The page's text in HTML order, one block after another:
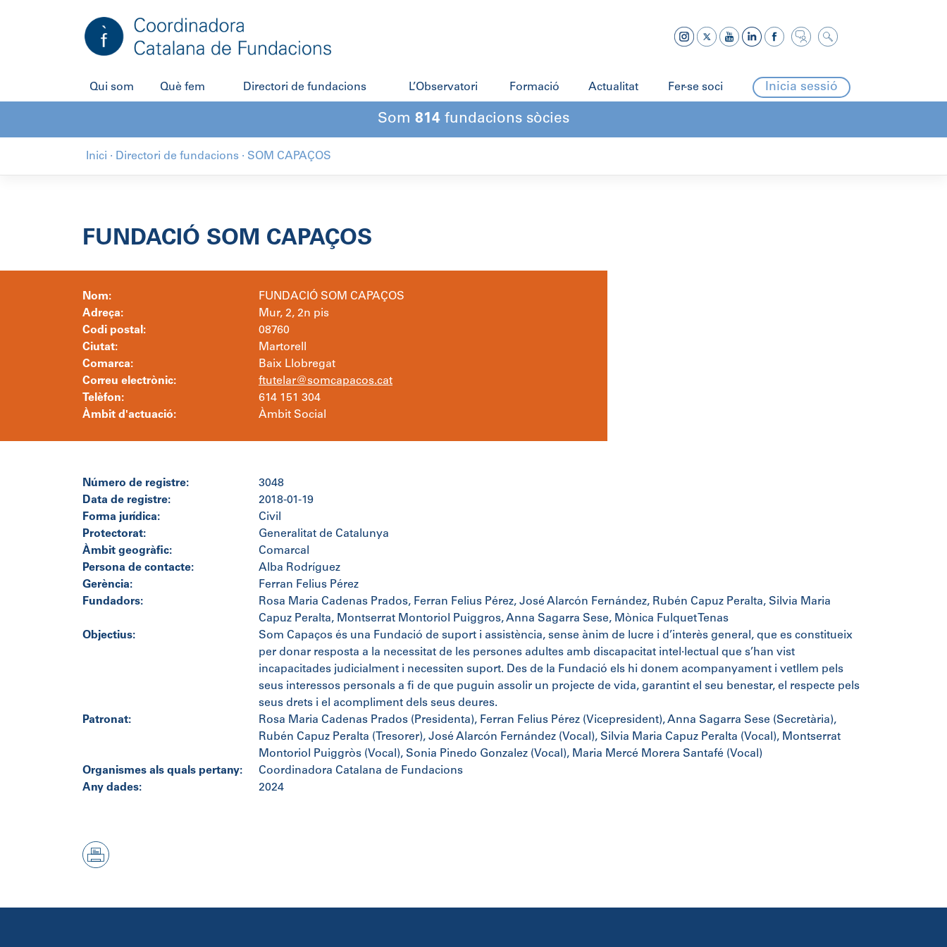
Qui som Què fem Directori de fundacions L’Observatori Formació Actualitat Fer-se soci Inicia sessió
Som 814 fundacions sòcies
Inici · Directori de fundacions · SOM CAPAÇOS
FUNDACIÓ SOM CAPAÇOS
Nom:
FUNDACIÓ SOM CAPAÇOS
Adreça:
Mur, 2, 2n pis
Codi postal:
08760
Ciutat:
Martorell
Comarca:
Baix Llobregat
Correu electrònic:
ftutelar@somcapacos.cat
Telèfon:
614 151 304
Àmbit d'actuació:
Àmbit Social
Número de registre:
3048
Data de registre:
2018-01-19
Forma jurídica:
Civil
Protectorat:
Generalitat de Catalunya
Àmbit geogràfic:
Comarcal
Persona de contacte:
Alba Rodríguez
Gerència:
Ferran Felius Pérez
Fundadors:
Rosa Maria Cadenas Prados, Ferran Felius Pérez, José Alarcón Fernández, Rubén Capuz Peralta, Silvia Maria
Capuz Peralta, Montserrat Montoriol Puiggros, Anna Sagarra Sese, Mònica Fulquet Tenas
Objectius:
Som Capaços és una Fundació de suport i assistència, sense ànim de lucre i d’interès general, que es constitueix
per donar resposta a la necessitat de les persones adultes amb discapacitat intel·lectual que s’han vist
incapacitades judicialment i necessiten suport. Des de la Fundació els hi donem acompanyament i vetllem pels
seus interessos personals a fi de que puguin assolir un projecte de vida, garantint el seu benestar, el respecte pels
seus drets i el acompliment dels seus deures.
Patronat:
Rosa Maria Cadenas Prados (Presidenta), Ferran Felius Pérez (Vicepresident), Anna Sagarra Sese (Secretària),
Rubén Capuz Peralta (Tresorer), José Alarcón Fernández (Vocal), Silvia Maria Capuz Peralta (Vocal), Montserrat
Montoriol Puiggròs (Vocal), Sonia Pinedo Gonzalez (Vocal), Maria Mercé Morera Santafé (Vocal)
Organismes als quals pertany:
Coordinadora Catalana de Fundacions
Any dades:
2024